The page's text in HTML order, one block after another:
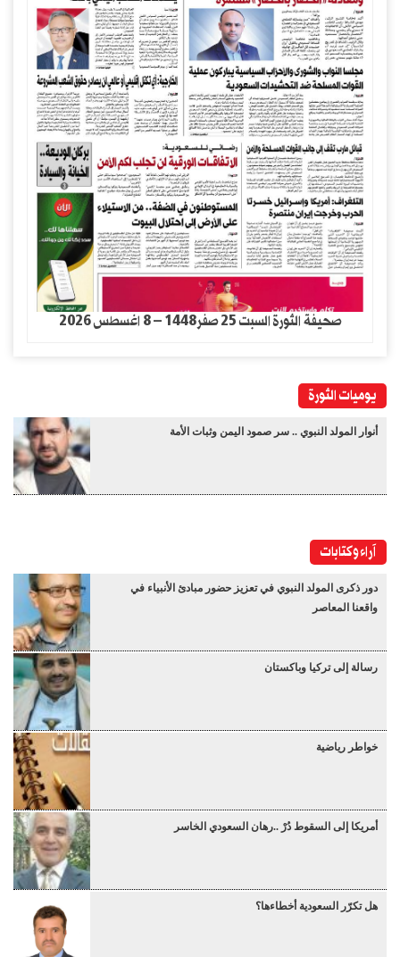
صحيفة الثورة السبت 25 صفر1448 – 8 اغسطس 2026
يوميات الثورة
أنوار المولد النبوي .. سر صمود اليمن وثبات الأمة
آراء وكتابات
دور ذكرى المولد النبوي في تعزيز حضور مبادئ الأنبياء في
واقعنا المعاصر
رسالة إلى تركيا وباكستان
خواطر رياضية
أمريكا إلى السقوط دُرْ ..رهان السعودي الخاسر
هل تكرّر السعودية أخطاءها؟